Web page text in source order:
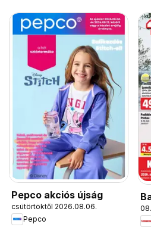
Pepco akciós újság
csütörtöktől 2026.08.06.
Pepco